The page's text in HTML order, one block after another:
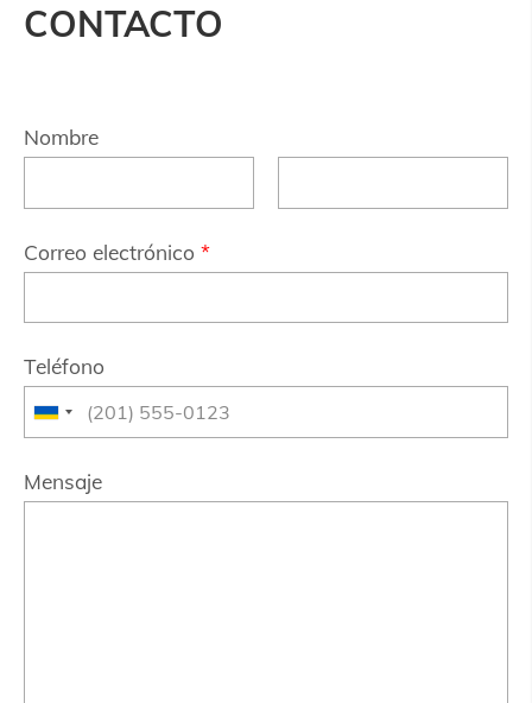
CONTACTO
Nombre
Correo electrónico *
Teléfono
Mensaje